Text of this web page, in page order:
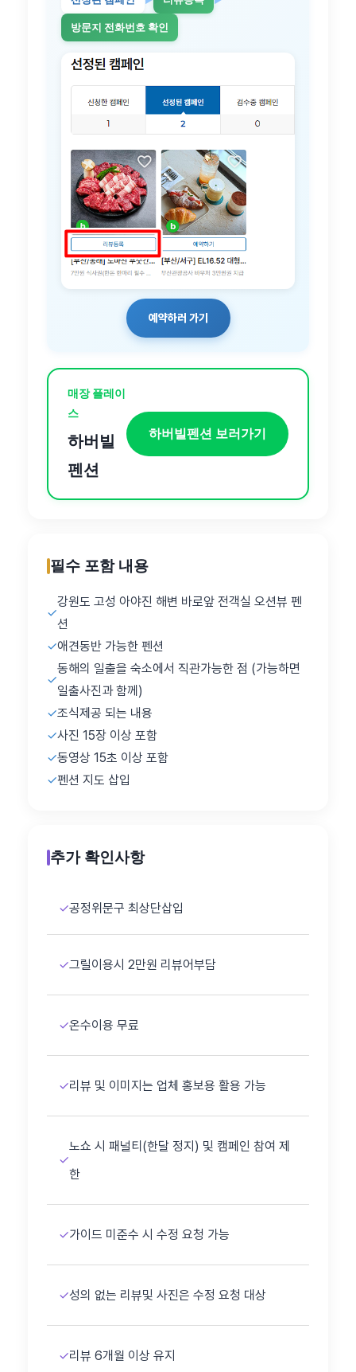
방문지 전화번호 확인
예약하러 가기
매장 플레이
스
하버빌
펜션
하버빌펜션 보러가기
필수 포함 내용
✓
강원도 고성 아야진 해변 바로앞 전객실 오션뷰 펜
션
✓애견동반 가능한 펜션
✓
동해의 일출을 숙소에서 직관가능한 점 (가능하면
일출사진과 함께)
✓조식제공 되는 내용
✓사진 15장 이상 포함
✓동영상 15초 이상 포함
✓펜션 지도 삽입
추가 확인사항
✓공정위문구 최상단삽입
✓그릴이용시 2만원 리뷰어부담
✓온수이용 무료
✓리뷰 및 이미지는 업체 홍보용 활용 가능
✓
노쇼 시 패널티(한달 정지) 및 캠페인 참여 제
한
✓가이드 미준수 시 수정 요청 가능
✓성의 없는 리뷰및 사진은 수정 요청 대상
✓리뷰 6개월 이상 유지